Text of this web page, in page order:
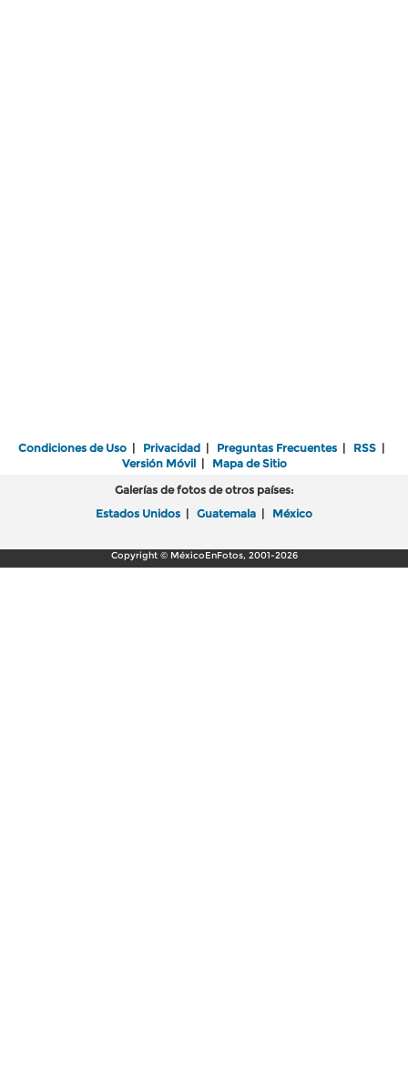
Condiciones de Uso | Privacidad | Preguntas Frecuentes | RSS |
Versión Móvil| Mapa de Sitio
Galerías de fotos de otros países:
Estados Unidos | Guatemala | México
Copyright © MéxicoEnFotos, 2001-2026